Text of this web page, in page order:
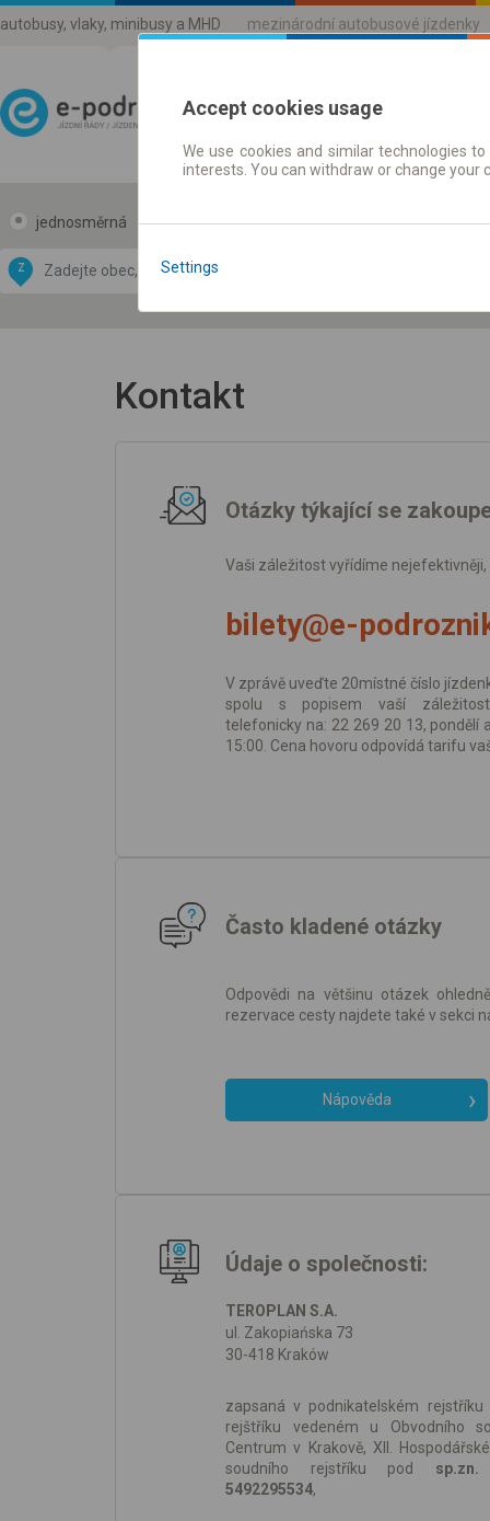
autobusy, vlaky, minibusy a MHD mezinárodní autobusové jízdenky
Jízdni řády a jízdenky
jednosměrná zpáteční
Z
by
OpenStreetMap
Kontakt
Otázky týkající se
Vaši záležitost vyřídíme
bilety@e-
V zprávě uveďte 20místné číslo
spolu s popisem vaší
telefonicky na: 22 269 20 13, pondělí
15:00. Cena hovoru odpovídá tarifu
Často kladené otázky
Odpovědi na většinu otázek
rezervace cesty najdete také v sekci
Nápověda
Údaje o společnosti:
TEROPLAN S.A.
ul. Zakopiańska 73
30-418 Kraków
zapsaná v podnikatelském rejstříku
rejštříku vedeném u Obvodního
Centrum v Krakově, XII.
soudního rejstříku pod sp.zn.
5492295534,
Accept cookies usage
We use cookies and similar technologies
interests. You can withdraw or change
Settings